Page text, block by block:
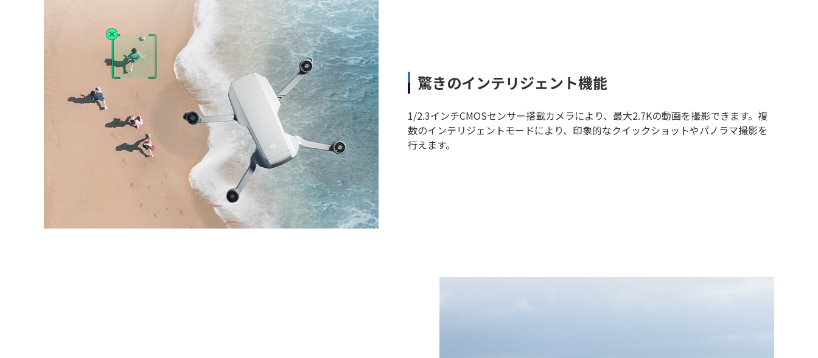
驚きのインテリジェント機能
1/2.3インチCMOSセンサー搭載カメラにより、最大2.7Kの動画を撮影できます。複
数のインテリジェントモードにより、印象的なクイックショットやパノラマ撮影を
行えます。